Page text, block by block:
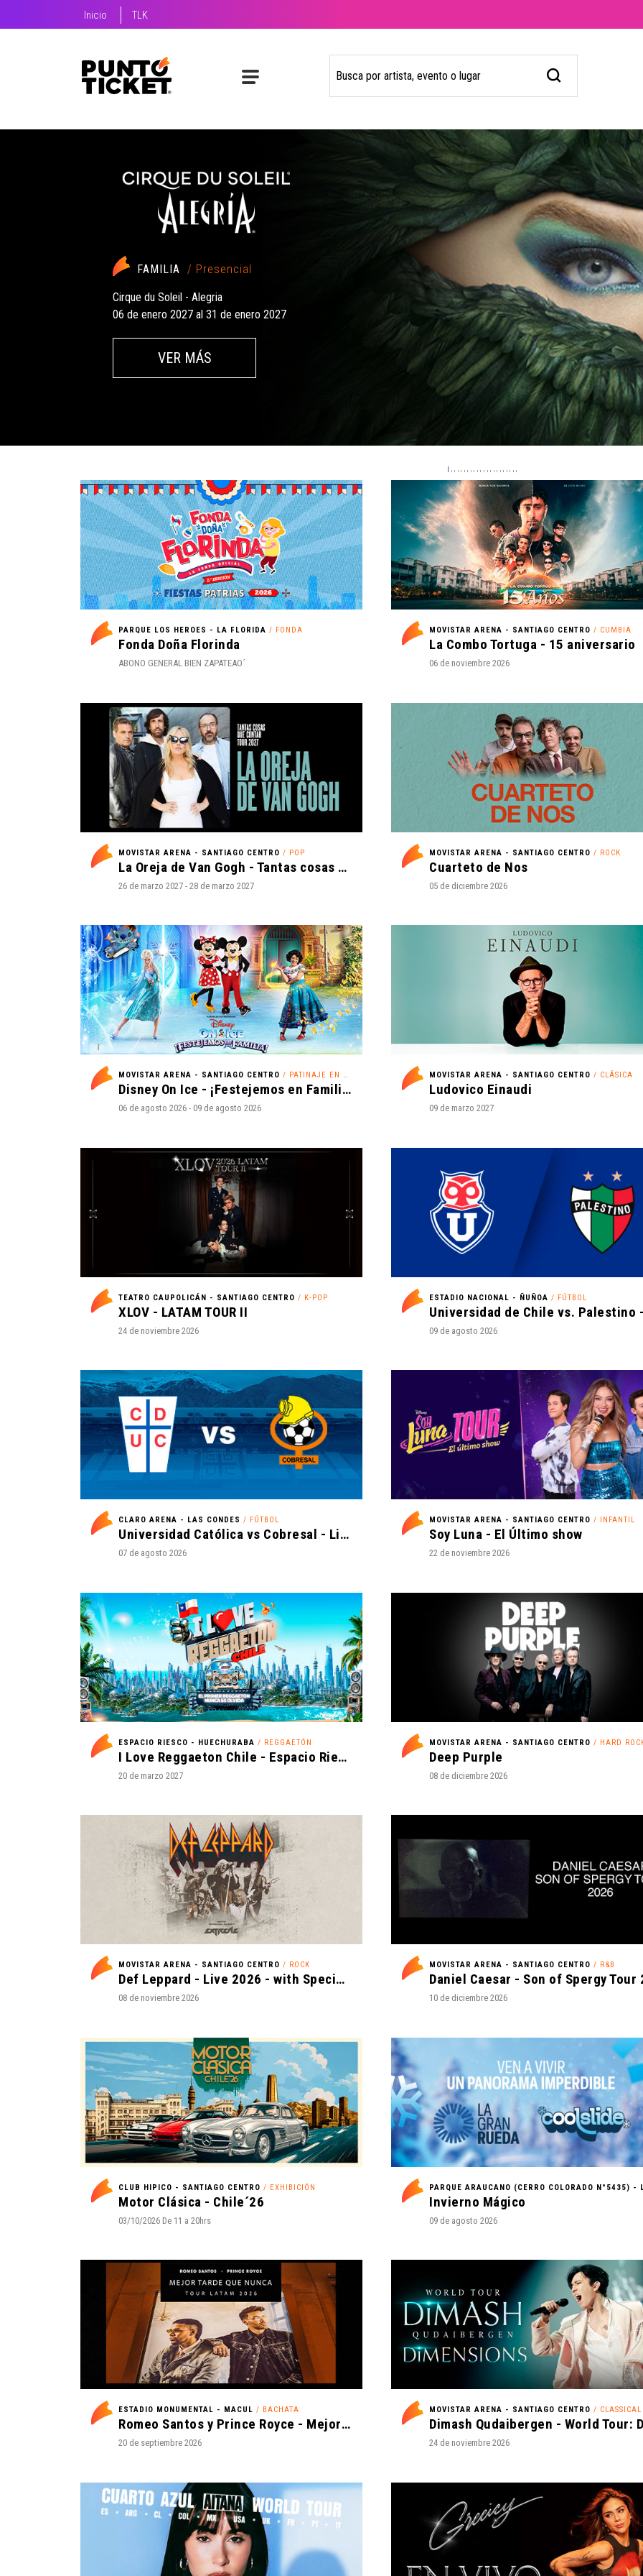
Inicio TLK
POP / Presencial
Alex Anwandter - en Movistar Arena
29 de agosto 2026
VER MÁS
PARQUE LOS HEROES - LA FLORIDA / FONDA
Fonda Doña Florinda
ABONO GENERAL BIEN ZAPATEAO´
MOVISTAR ARENA - SANTIAGO CENTRO / CUMBIA
La Combo Tortuga - 15 aniversario
06 de noviembre 2026
MOVISTAR ARENA - SANTIAGO CENTRO / POP
La Oreja de Van Gogh - Tantas cosas que contar Tour 2027
26 de marzo 2027 - 28 de marzo 2027
MOVISTAR ARENA - SANTIAGO CENTRO / ROCK
Cuarteto de Nos
05 de diciembre 2026
MOVISTAR ARENA - SANTIAGO CENTRO / PATINAJE EN HIELO
Disney On Ice - ¡Festejemos en Familia!
06 de agosto 2026 - 09 de agosto 2026
MOVISTAR ARENA - SANTIAGO CENTRO / CLÁSICA
Ludovico Einaudi
09 de marzo 2027
TEATRO CAUPOLICÁN - SANTIAGO CENTRO / K-POP
XLOV - LATAM TOUR II
24 de noviembre 2026
ESTADIO NACIONAL - ÑUÑOA / FÚTBOL
09 de agosto 2026
CLARO ARENA - LAS CONDES / FÚTBOL
Universidad Católica vs Cobresal - Liga de Primera Mercado Libre - Fecha 18
07 de agosto 2026
MOVISTAR ARENA - SANTIAGO CENTRO / INFANTIL
Soy Luna - El Último show
22 de noviembre 2026
ESPACIO RIESCO - HUECHURABA / REGGAETÓN
I Love Reggaeton Chile - Espacio Riesco 2027
20 de marzo 2027
MOVISTAR ARENA - SANTIAGO CENTRO / HARD
Deep Purple
08 de diciembre 2026
MOVISTAR ARENA - SANTIAGO CENTRO / ROCK
Def Leppard - Live 2026 - with Special Guest Extreme
08 de noviembre 2026
MOVISTAR ARENA - SANTIAGO CENTRO / R&B
10 de diciembre 2026
CLUB HIPICO - SANTIAGO CENTRO / EXHIBICIÓN
Motor Clásica - Chile´26
03/10/2026 De 11 a 20hrs
Invierno Mágico
09 de agosto 2026
ESTADIO MONUMENTAL - MACUL / BACHATA
Romeo Santos y Prince Royce - Mejor Tarde que Nunca
20 de septiembre 2026
MOVISTAR ARENA - SANTIAGO CENTRO / CLASSICAL
24 de noviembre 2026